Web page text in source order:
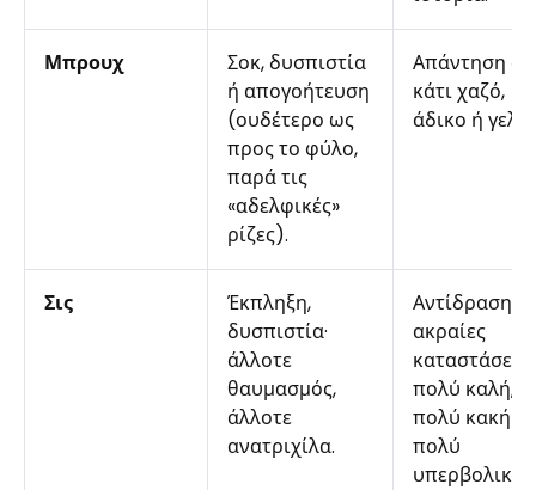
Μπρουχ
Σοκ, δυσπιστία
ή απογοήτευση
(ουδέτερο ως
προς το φύλο,
παρά τις
«αδελφικές»
ρίζες).
Απάντηση σε
κάτι χαζό,
άδικο ή
Σις
Έκπληξη,
δυσπιστία·
άλλοτε
θαυμασμός,
άλλοτε
ανατριχίλα.
Αντίδραση
ακραίες
καταστάσεις:
πολύ καλή,
πολύ κακή ή
πολύ
υπερβολικά.